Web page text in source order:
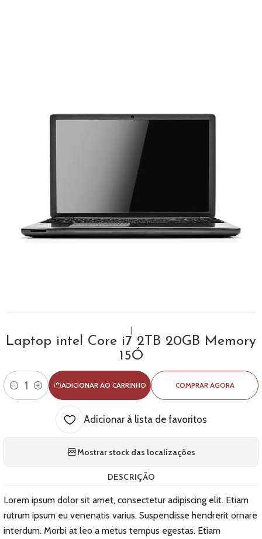
Laptop intel Core i7 2TB 20GB Memory
15Ó
Quantidade
ADICIONAR AO CARRINHO COMPRAR AGORA
Adicionar à lista de favoritos
Mostrar stock das localizações
DESCRIÇÃO
Lorem ipsum dolor sit amet, consectetur adipiscing elit. Etiam
rutrum ipsum eu venenatis varius. Suspendisse hendrerit ornare
interdum. Morbi at leo a metus tempus egestas. Etiam